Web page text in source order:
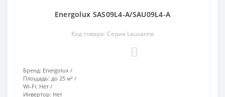
Energolux SAS09L4-A/SAU09L4-A
Код товара: Серия Lausanne
Бренд: Energolux
Площадь: до 25 м²
Wi-Fi: Нет
Инвертор: Нет